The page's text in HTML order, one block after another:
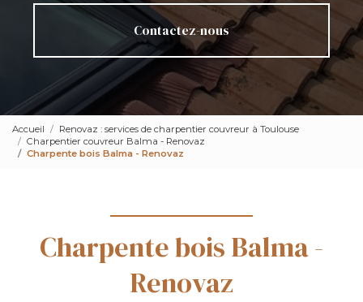
Contactez-nous
Voir le certificat
Accueil
Renovaz : services de charpentier couvreur à Toulouse
Charpentier couvreur Balma - Renovaz
Charpente bois Balma - Renovaz
Charpente bois Balma -
Renovaz